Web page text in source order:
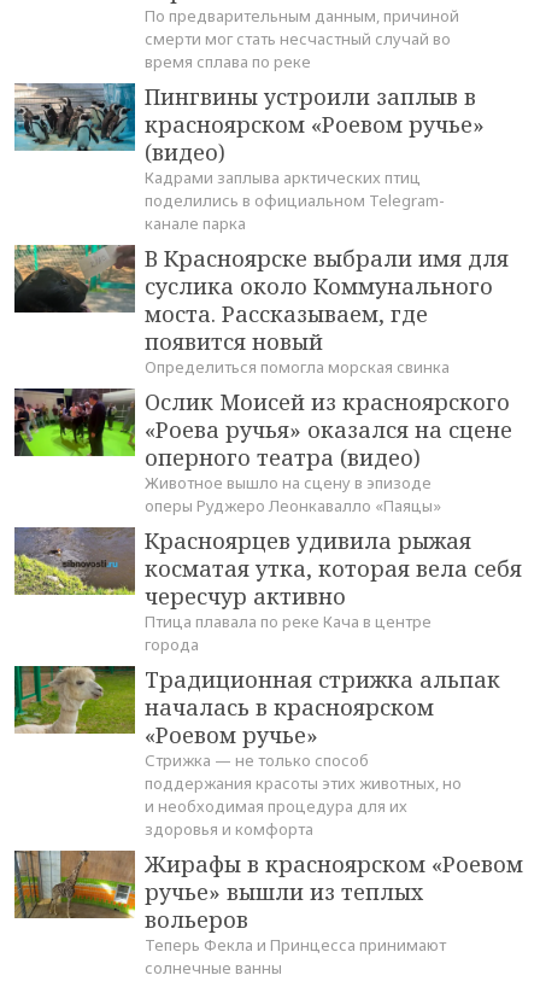
По предварительным данным, причиной
смерти мог стать несчастный случай во
время сплава по реке
Пингвины устроили заплыв в
красноярском «Роевом ручье»
(видео)
Кадрами заплыва арктических птиц
поделились в официальном Telegram-
канале парка
В Красноярске выбрали имя для
суслика около Коммунального
моста. Рассказываем, где
появится новый
Определиться помогла морская свинка
Ослик Моисей из красноярского
«Роева ручья» оказался на сцене
оперного театра (видео)
Животное вышло на сцену в эпизоде
оперы Руджеро Леонкавалло «Паяцы»
Красноярцев удивила рыжая
косматая утка, которая вела себя
чересчур активно
Птица плавала по реке Кача в центре
города
Традиционная стрижка альпак
началась в красноярском
«Роевом ручье»
Стрижка — не только способ
поддержания красоты этих животных, но
и необходимая процедура для их
здоровья и комфорта
Жирафы в красноярском «Роевом
ручье» вышли из теплых
вольеров
Теперь Фекла и Принцесса принимают
солнечные ванны